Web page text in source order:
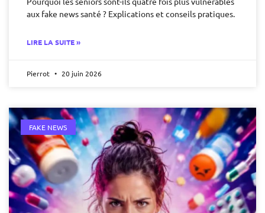
aux fake news santé ? Explications et conseils pratiques.
LIRE LA SUITE »
Pierrot 20 juin 2026
FAKE NEWS